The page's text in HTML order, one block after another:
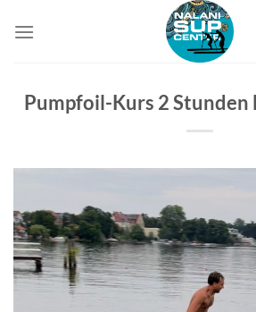
Inhalt
Pumpfoil-Kurs 2 Stunden